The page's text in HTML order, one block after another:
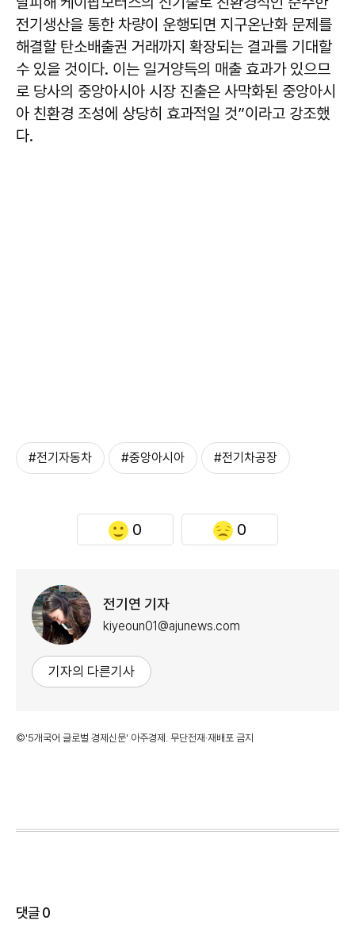
전기생산을 통한 차량이 운행되면 지구온난화 문제를
해결할 탄소배출권 거래까지 확장되는 결과를 기대할
수 있을 것이다. 이는 일거양득의 매출 효과가 있으므
로 당사의 중앙아시아 시장 진출은 사막화된 중앙아시
아 친환경 조성에 상당히 효과적일 것”이라고 강조했
다.
#전기자동차 #중앙아시아 #전기차공장
0 0
전기연 기자
kiyeoun01@ajunews.com
기자의 다른기사
©'5개국어 글로벌 경제신문' 아주경제. 무단전재·재배포 금지
댓글0